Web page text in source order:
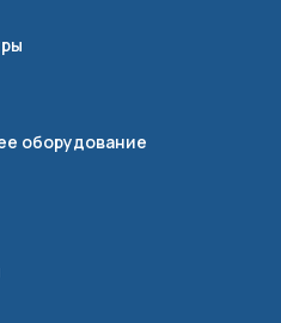
оборудование